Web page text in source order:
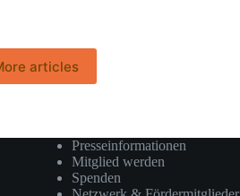
articles
Presseinformationen
Mitglied werden
Spenden